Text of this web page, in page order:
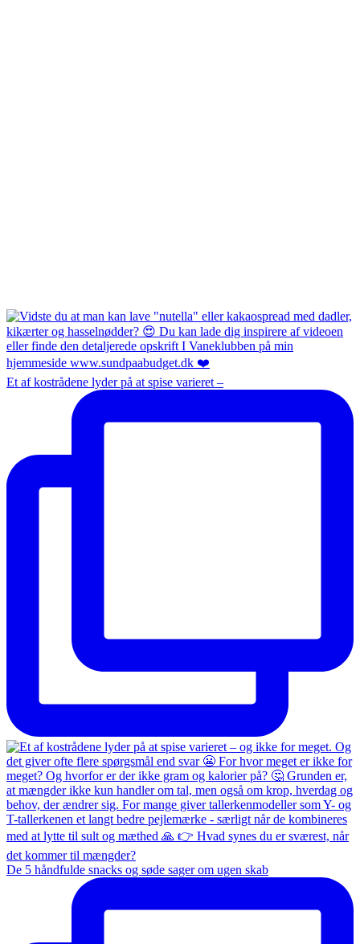
Et af kostrådene lyder på at spise varieret –
De 5 håndfulde snacks og søde sager om ugen skab